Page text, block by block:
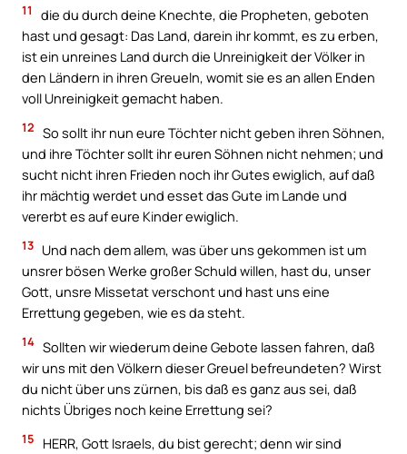
11
die du durch deine Knechte, die Propheten, geboten
hast und gesagt: Das Land, darein ihr kommt, es zu erben,
ist ein unreines Land durch die Unreinigkeit der Völker in
den Ländern in ihren Greueln, womit sie es an allen Enden
voll Unreinigkeit gemacht haben.
12 So sollt ihr nun eure Töchter nicht geben ihren Söhnen,
und ihre Töchter sollt ihr euren Söhnen nicht nehmen; und
sucht nicht ihren Frieden noch ihr Gutes ewiglich, auf daß
ihr mächtig werdet und esset das Gute im Lande und
vererbt es auf eure Kinder ewiglich.
13 Und nach dem allem, was über uns gekommen ist um
unsrer bösen Werke großer Schuld willen, hast du, unser
Gott, unsre Missetat verschont und hast uns eine
Errettung gegeben, wie es da steht.
14 Sollten wir wiederum deine Gebote lassen fahren, daß
wir uns mit den Völkern dieser Greuel befreundeten? Wirst
du nicht über uns zürnen, bis daß es ganz aus sei, daß
nichts Übriges noch keine Errettung sei?
15
HERR, Gott Israels, du bist gerecht; denn wir sind